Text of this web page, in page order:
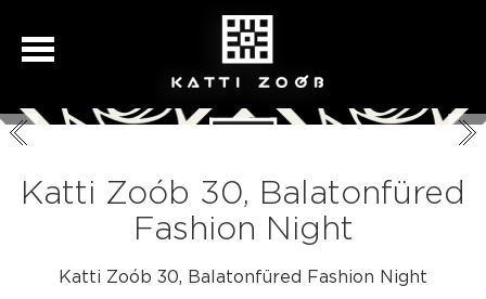
Katti Zoób 30, Balatonfüred
Fashion Night
Katti Zoób 30, Balatonfüred Fashion Night